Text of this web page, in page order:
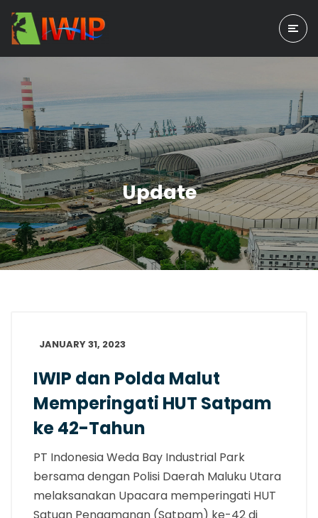
Update
JANUARY 31, 2023
IWIP dan Polda Malut
Memperingati HUT Satpam
ke 42-Tahun
PT Indonesia Weda Bay Industrial Park
bersama dengan Polisi Daerah Maluku Utara
melaksanakan Upacara memperingati HUT